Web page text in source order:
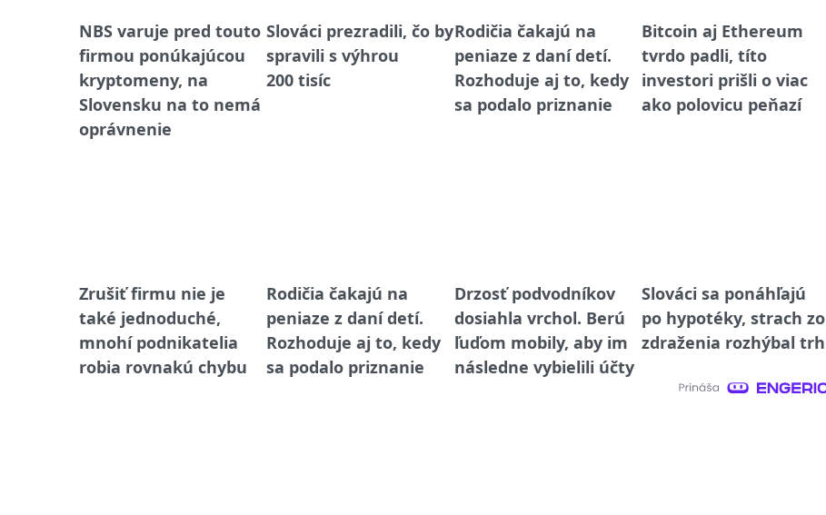
NBS varuje pred touto
firmou ponúkajúcou
kryptomeny, na
Slovensku na to nemá
oprávnenie
Slováci prezradili, čo by
spravili s výhrou
200 tisíc
Rodičia čakajú na
peniaze z daní detí.
Rozhoduje aj to, kedy
sa podalo priznanie
Bitcoin aj Ethereum
tvrdo padli, títo
investori prišli o viac
ako polovicu peňazí
Zrušiť firmu nie je
také jednoduché,
mnohí podnikatelia
robia rovnakú chybu
Rodičia čakajú na
peniaze z daní detí.
Rozhoduje aj to, kedy
sa podalo priznanie
Drzosť podvodníkov
dosiahla vrchol. Berú
ľuďom mobily, aby im
následne vybielili účty
Slováci sa ponáhľajú
po hypotéky, strach zo
zdraženia rozhýbal trh